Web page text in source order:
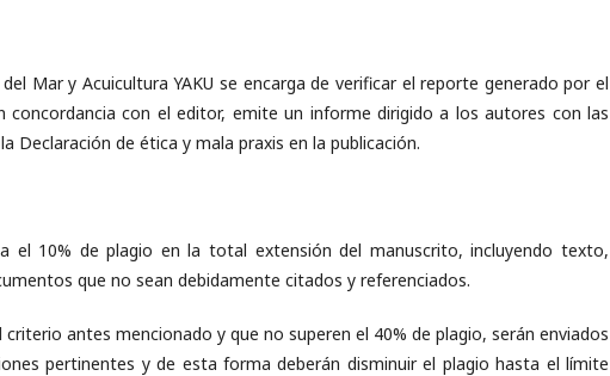
Mar y Acuicultura YAKU se encarga de verificar el reporte generado por el
con el editor, emite un informe dirigido a los autores con las
Declaración de ética y mala praxis en la publicación.
el 10% de plagio en la total extensión del manuscrito, incluyendo texto,
que no sean debidamente citados y referenciados.
antes mencionado y que no superen el 40% de plagio, serán enviados
pertinentes y de esta forma deberán disminuir el plagio hasta el límite